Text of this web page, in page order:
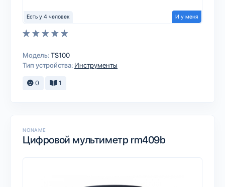
Есть у 4 человек И у меня
Модель:TS100
Тип устройства: Инструменты
0 1
NONAME
Цифровой мультиметр rm409b